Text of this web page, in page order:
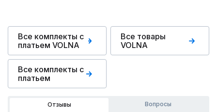
Все комплекты с
платьем VOLNA
Все товары
VOLNA
Все комплекты с
платьем
Отзывы Вопросы